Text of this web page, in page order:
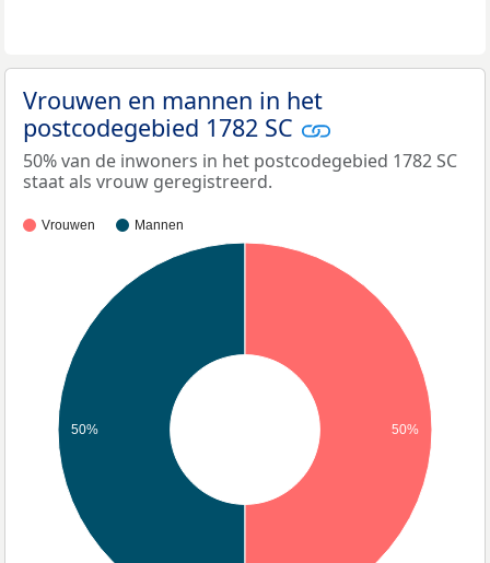
Vrouwen en mannen in het
postcodegebied 1782 SC
50% van de inwoners in het postcodegebied 1782 SC
staat als vrouw geregistreerd.
Vrouwen Mannen
50% 50%